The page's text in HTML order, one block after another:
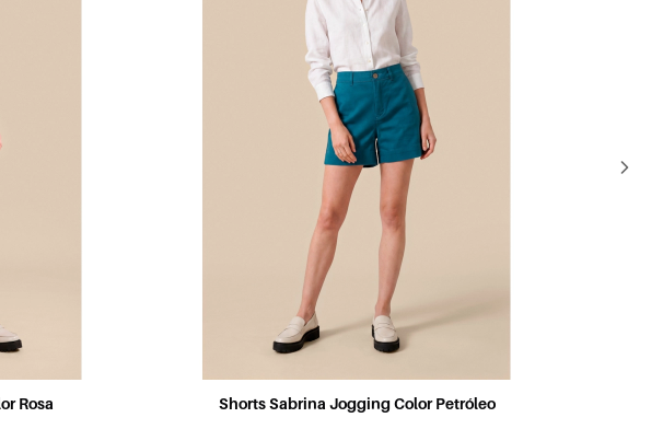
Rosa
Shorts Sabrina Jogging Color Petróleo